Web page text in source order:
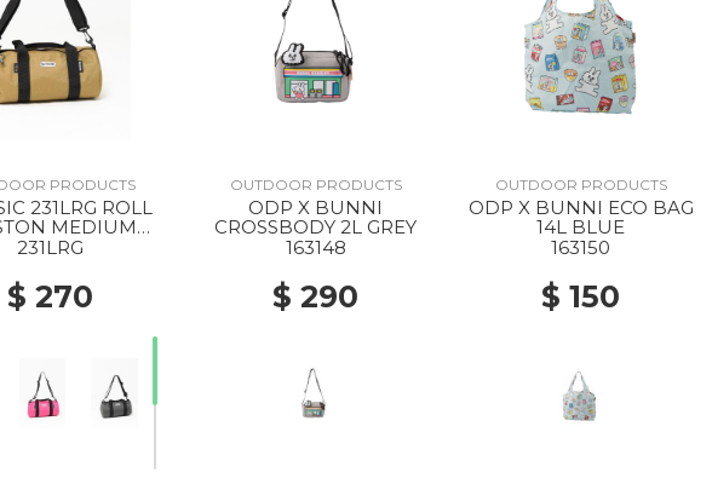
PRODUCTS
231LRG ROLL
MEDIUM
BEIGE
231LRG
$ 270
OUTDOOR PRODUCTS
ODP X BUNNI
CROSSBODY 2L GREY
163148
$ 290
OUTDOOR PRODUCTS
ODP X BUNNI ECO BAG
14L BLUE
163150
$ 150